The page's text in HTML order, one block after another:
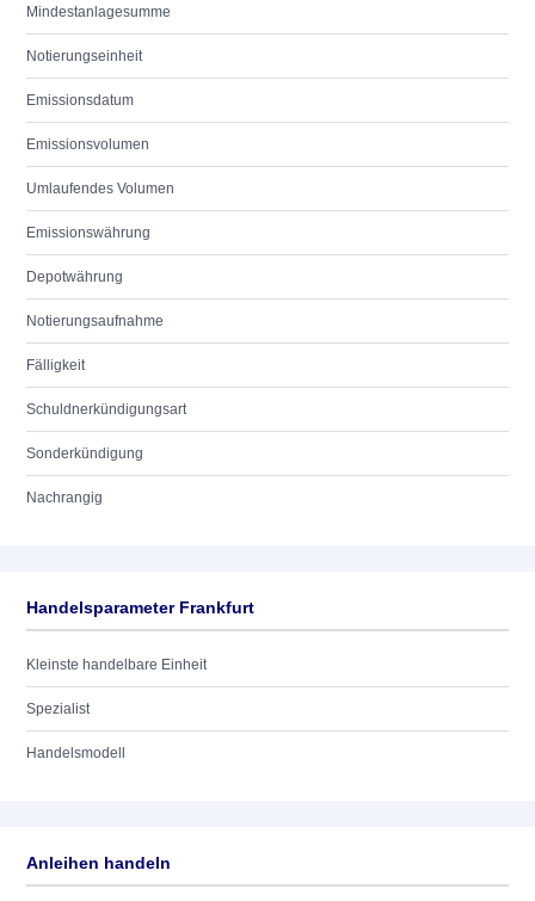
Mindestanlagesumme
Notierungseinheit
Emissionsdatum
Emissionsvolumen
Umlaufendes Volumen
Emissionswährung
Depotwährung
Notierungsaufnahme
Fälligkeit
Schuldnerkündigungsart
Sonderkündigung
Nachrangig
Handelsparameter Frankfurt
Kleinste handelbare Einheit
Spezialist
Handelsmodell
Anleihen handeln